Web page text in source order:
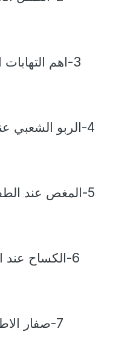
3-اهم التهابات الاطفال.
4-الربو الشعبي عند الاطفال.
5-المغص عند الطفل الرضيع.
6-الكساح عند الاطفال.
7-صفار الاطفال.